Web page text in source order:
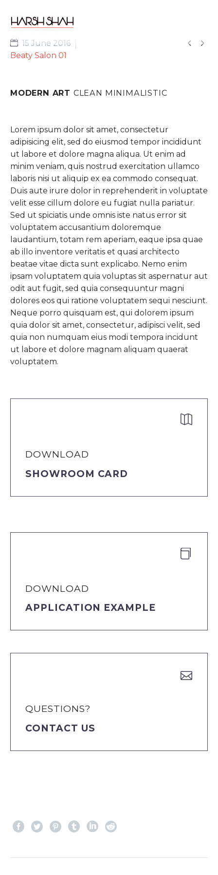
 
15 June 2016
Beaty Salon 01
MODERN ART CLEAN MINIMALISTIC
Lorem ipsum dolor sit amet, consectetur
adipisicing elit, sed do eiusmod tempor incididunt
ut labore et dolore magna aliqua. Ut enim ad
minim veniam, quis nostrud exercitation ullamco
laboris nisi ut aliquip ex ea commodo consequat.
Duis aute irure dolor in reprehenderit in voluptate
velit esse cillum dolore eu fugiat nulla pariatur.
Sed ut spiciatis unde omnis iste natus error sit
voluptatem accusantium doloremque
laudantium, totam rem aperiam, eaque ipsa quae
ab illo inventore veritatis et quasi architecto
beatae vitae dicta sunt explicabo. Nemo enim
ipsam voluptatem quia voluptas sit aspernatur aut
odit aut fugit, sed quia consequuntur magni
dolores eos qui ratione voluptatem sequi nesciunt.
Neque porro quisquam est, qui dolorem ipsum
quia dolor sit amet, consectetur, adipisci velit, sed
quia non numquam eius modi tempora incidunt
ut labore et dolore magnam aliquam quaerat
voluptatem.


DOWNLOAD
SHOWROOM CARD


DOWNLOAD
APPLICATION EXAMPLE


QUESTIONS?
CONTACT US